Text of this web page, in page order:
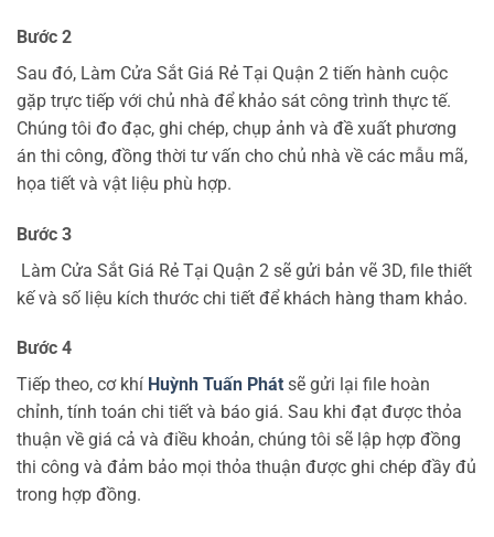
Bước 2
Sau đó, Làm Cửa Sắt Giá Rẻ Tại Quận 2 tiến hành cuộc
gặp trực tiếp với chủ nhà để khảo sát công trình thực tế.
Chúng tôi đo đạc, ghi chép, chụp ảnh và đề xuất phương
án thi công, đồng thời tư vấn cho chủ nhà về các mẫu mã,
họa tiết và vật liệu phù hợp.
Bước 3
Làm Cửa Sắt Giá Rẻ Tại Quận 2 sẽ gửi bản vẽ 3D, file thiết
kế và số liệu kích thước chi tiết để khách hàng tham khảo.
Bước 4
Tiếp theo, cơ khí Huỳnh Tuấn Phát sẽ gửi lại file hoàn
chỉnh, tính toán chi tiết và báo giá. Sau khi đạt được thỏa
thuận về giá cả và điều khoản, chúng tôi sẽ lập hợp đồng
thi công và đảm bảo mọi thỏa thuận được ghi chép đầy đủ
trong hợp đồng.